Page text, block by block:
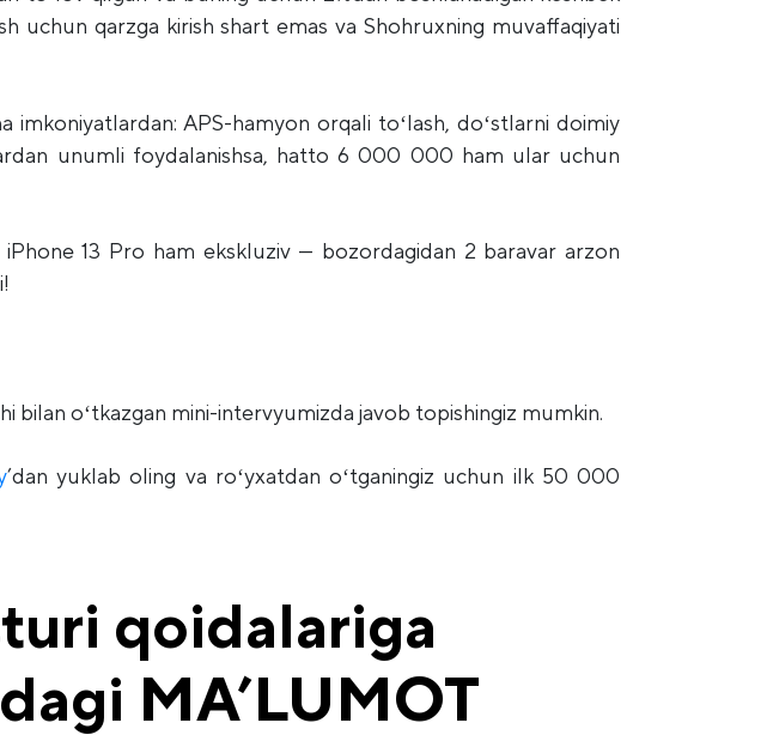
uchun qarzga kirish shart emas va Shohruxning muvaffaqiyati
APS-hamyon orqali toʻlash, doʻstlarni doimiy
unumli foydalanishsa, hatto 6 000 000 ham ular uchun
13 Pro ham ekskluziv — bozordagidan 2 baravar arzon
bilan oʻtkazgan mini-intervyumizda javob topishingiz mumkin.
’dan yuklab oling va roʻyxatdan oʻtganingiz uchun ilk 50 000
qoidalariga
MA’LUMOT